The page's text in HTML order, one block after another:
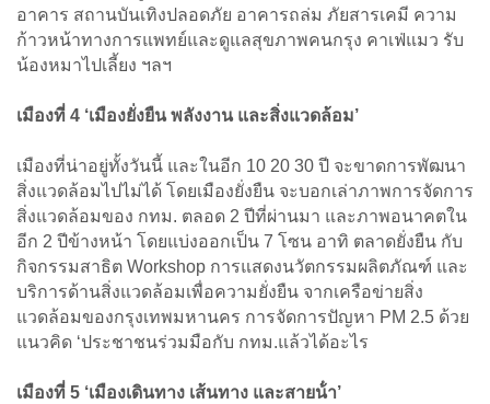
อาคาร สถานบันเทิงปลอดภัย อาคารถล่ม ภัยสารเคมี ความ
ก้าวหน้าทางการแพทย์และดูแลสุขภาพคนกรุง คาเฟ่แมว รับ
น้องหมาไปเลี้ยง ฯลฯ
เมืองที่ 4 ‘เมืองยั่งยืน พลังงาน และสิ่งแวดล้อม’
เมืองที่น่าอยู่ทั้งวันนี้ และในอีก 10 20 30 ปี จะขาดการพัฒนา
สิ่งแวดล้อมไปไม่ได้ โดยเมืองยั่งยืน จะบอกเล่าภาพการจัดการ
สิ่งแวดล้อมของ กทม. ตลอด 2 ปีที่ผ่านมา และภาพอนาคตใน
อีก 2 ปีข้างหน้า โดยแบ่งออกเป็น 7 โซน อาทิ ตลาดยั่งยืน กับ
กิจกรรมสาธิต Workshop การแสดงนวัตกรรมผลิตภัณฑ์ และ
บริการด้านสิ่งแวดล้อมเพื่อความยั่งยืน จากเครือข่ายสิ่ง
แวดล้อมของกรุงเทพมหานคร การจัดการปัญหา PM 2.5 ด้วย
แนวคิด ‘ประชาชนร่วมมือกับ กทม.แล้วได้อะไร
เมืองที่ 5 ‘เมืองเดินทาง เส้นทาง และสายน้ํา’